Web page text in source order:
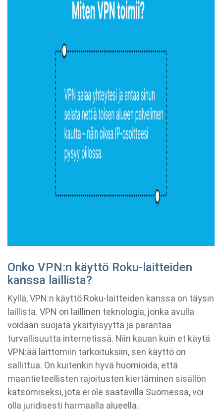
Onko VPN:n käyttö Roku-laitteiden
kanssa laillista?
Kyllä, VPN:n käyttö Roku-laitteiden kanssa on täysin
laillista. VPN on laillinen teknologia, jonka avulla
voidaan suojata yksityisyyttä ja parantaa
turvallisuutta internetissä. Niin kauan kuin et käytä
VPN:ää laittomiin tarkoituksiin, sen käyttö on
sallittua. On kuitenkin hyvä huomioida, että
maantieteellisten rajoitusten kiertäminen sisällön
katsomiseksi, jota ei ole saatavilla Suomessa, voi
olla juridisesti harmaalla alueella.